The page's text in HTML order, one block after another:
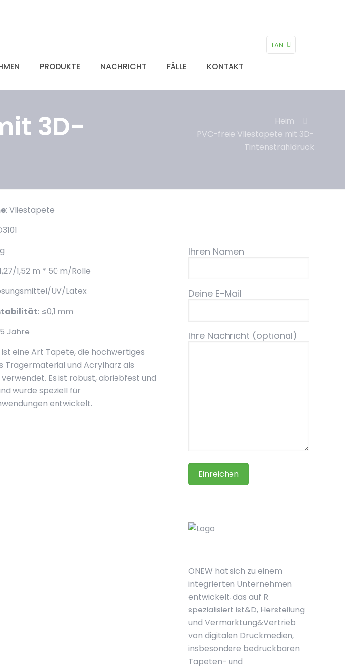
PRODUKTE NACHRICHT FÄLLE KONTAKT
LAN
3D-
Heim
PVC-freie Vliestapete mit 3D-
Tintenstrahldruck
: Vliestapete
1,27/1,52 m * 50 m/Rolle
UV/Latex
: ≤0,1 mm
Jahre
ist eine Art Tapete, die hochwertiges
Trägermaterial und Acrylharz als
Es ist robust, abriebfest und
wurde speziell für
entwickelt.
Ihren Namen
Deine E-Mail
Ihre Nachricht (optional)
ONEW hat sich zu einem
integrierten Unternehmen
entwickelt, das auf R
spezialisiert ist&D, Herstellung
und Vermarktung&Vertrieb
von digitalen Druckmedien,
insbesondere bedruckbaren
Tapeten- und